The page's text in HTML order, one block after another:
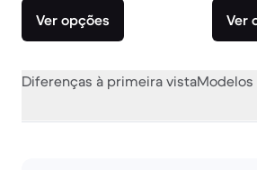
Ver opções Ver
Diferenças à primeira vista